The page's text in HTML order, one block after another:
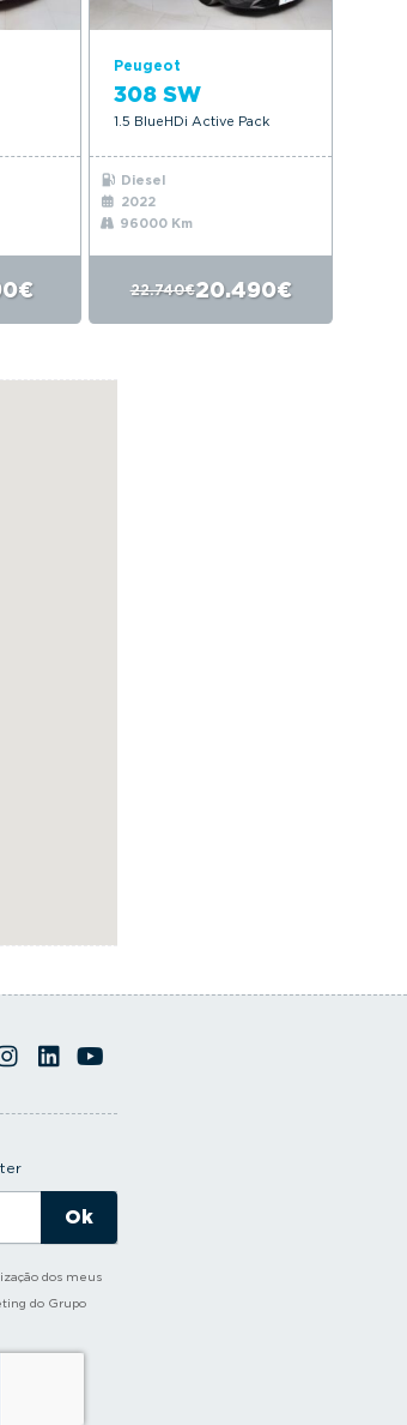
Peugeot
308 SW
1.5 BlueHDi Active Pack
Diesel
2022
96000 Km
22.740€20.490€
dos meus
do Grupo